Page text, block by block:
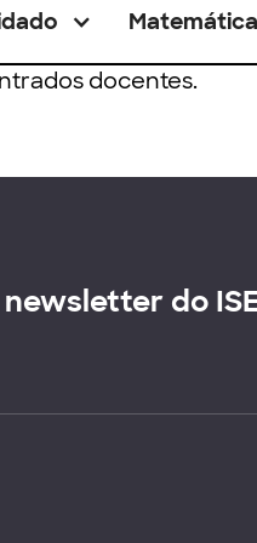
Matemática
docentes.
do